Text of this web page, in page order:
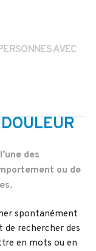
AVEC
des
ou de
spontanément
rechercher des
en mots ou en